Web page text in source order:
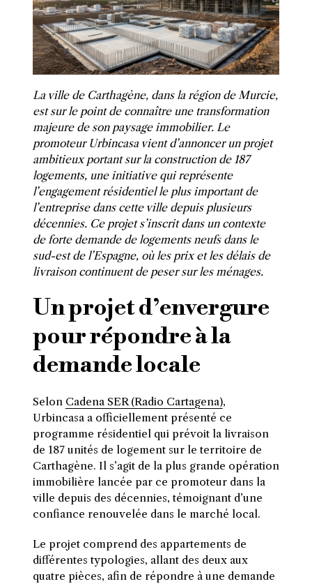
La ville de Carthagène, dans la région de Murcie,
est sur le point de connaître une transformation
majeure de son paysage immobilier. Le
promoteur Urbincasa vient d’annoncer un projet
ambitieux portant sur la construction de 187
logements, une initiative qui représente
l’engagement résidentiel le plus important de
l’entreprise dans cette ville depuis plusieurs
décennies. Ce projet s’inscrit dans un contexte
de forte demande de logements neufs dans le
sud-est de l’Espagne, où les prix et les délais de
livraison continuent de peser sur les ménages.
Un projet d’envergure
pour répondre à la
demande locale
Selon Cadena SER (Radio Cartagena),
Urbincasa a officiellement présenté ce
programme résidentiel qui prévoit la livraison
de 187 unités de logement sur le territoire de
Carthagène. Il s’agit de la plus grande opération
immobilière lancée par ce promoteur dans la
ville depuis des décennies, témoignant d’une
confiance renouvelée dans le marché local.
Le projet comprend des appartements de
différentes typologies, allant des deux aux
quatre pièces, afin de répondre à une demande